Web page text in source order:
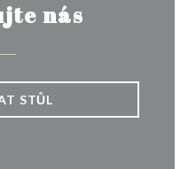
nás
STŮL